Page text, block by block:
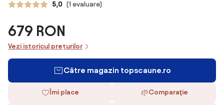
5,0 (1 evaluare)
679 RON
Vezi istoricul prețurilor
Către magazin topscaune.ro
Îmi place Comparaţie